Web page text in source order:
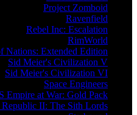
Project Zomboid
Ravenfield
Rebel Inc: Escalation
RimWorld
Nations: Extended Edition
Sid Meier's Civilization V
Sid Meier's Civilization VI
Space Engineers
Empire at War: Gold Pack
II: The Sith Lords